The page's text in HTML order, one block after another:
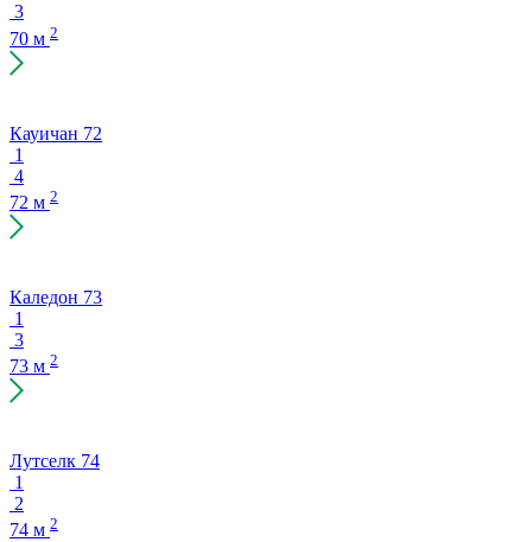
3
70 м 2
Кауичан 72
1
4
72 м 2
Каледон 73
1
3
73 м 2
Лутселк 74
1
2
74 м 2